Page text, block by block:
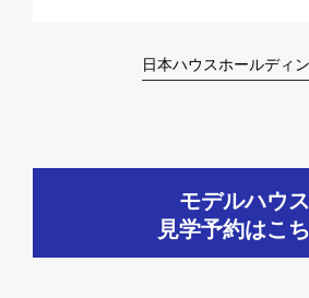
日本ハウスホールディ
モデルハウス
見学予約はこ